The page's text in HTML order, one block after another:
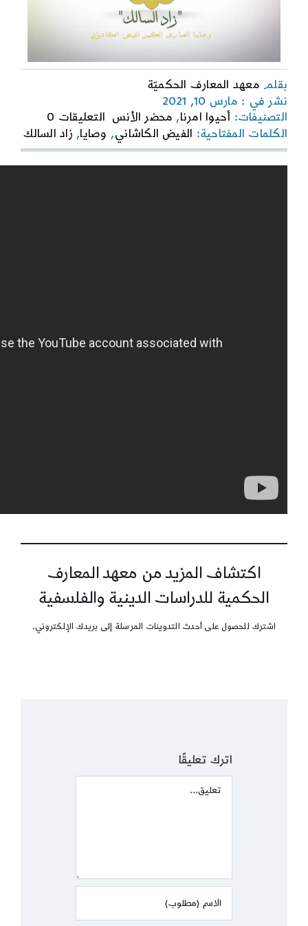
بقلم معهد المعارف الحكميّة
نشر في : مارس 10, 2021
التصنيفات: أحيوا امرنا, محضر الأنس التعليقات 0
on
زاد
الكلمات المفتاحية: الفيض الكاشاني, وصايا, زاد السالك
اكتشاف المزيد من معهد المعارف
الحكمية للدراسات الدينية والفلسفية
اشترك للحصول على أحدث التدوينات المرسلة إلى بريدك الإلكتروني.
اترك تعليقًا
Comment